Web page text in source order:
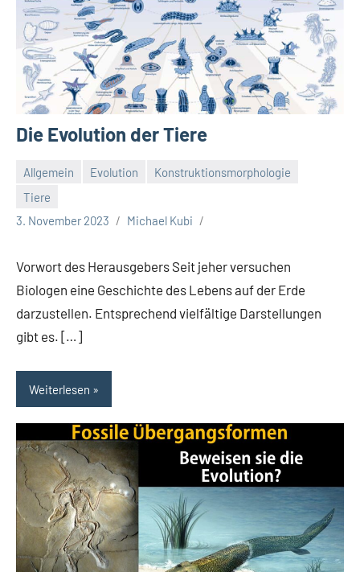
Die Evolution der Tiere
Allgemein Evolution
Konstruktionsmorphologie
Tiere
3. November 2023
Michael Kubi
Vorwort des Herausgebers Seit jeher versuchen
Biologen eine Geschichte des Lebens auf der Erde
darzustellen. Entsprechend vielfältige Darstellungen
gibt es. […]
Weiterlesen